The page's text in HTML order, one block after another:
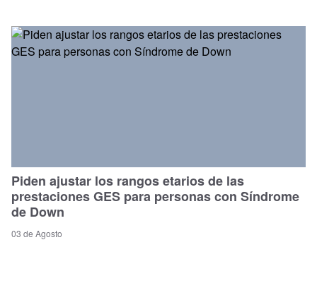
Piden ajustar los rangos etarios de las
prestaciones GES para personas con Síndrome
de Down
03 de Agosto